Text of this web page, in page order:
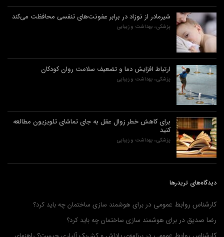
شیرمادر از نوزاد در برابر عفونت‌های تنفسی محافظت می‌کند
پزشکی، بهداشت و زیبایی
ارتباط افزایش دما و تضعیف سلامت روان کودکان
پزشکی، بهداشت و زیبایی
برای کاهش خطر زوال عقل به جای تماشای تلویزیون مطالعه
کنید
پزشکی، بهداشت و زیبایی
دیدگاه‌های تریدرها
کارشناس روابط عمومی در برای هوشمند سازی ساختمان چه باید کرد؟
رضا صدیق در برای هوشمند سازی ساختمان چه باید کرد؟